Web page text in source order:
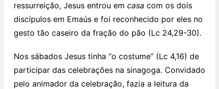
ressurreição, Jesus entrou em casa com os dois
discípulos em Emaús e foi reconhecido por eles no
gesto tão caseiro da fração do pão (Lc 24,29-30).
Nos sábados Jesus tinha “o costume” (Lc 4,16) de
participar das celebrações na sinagoga. Convidado
pelo animador da celebração, fazia a leitura da